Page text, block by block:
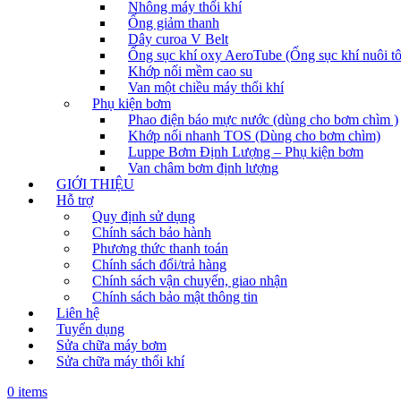
Nhông máy thổi khí
Ống giảm thanh
Dây curoa V Belt
Ống sục khí oxy AeroTube (Ống sục khí nuôi
Khớp nối mềm cao su
Van một chiều máy thổi khí
Phụ kiện bơm
Phao điện báo mực nước (dùng cho bơm chìm )
Khớp nối nhanh TOS (Dùng cho bơm chìm)
Luppe Bơm Định Lượng – Phụ kiện bơm
Van châm bơm định lượng
GIỚI THIỆU
Hỗ trợ
Quy định sử dụng
Chính sách bảo hành
Phương thức thanh toán
Chính sách đổi/trả hàng
Chính sách vận chuyển, giao nhận
Chính sách bảo mật thông tin
Liên hệ
Tuyển dụng
Sửa chữa máy bơm
Sửa chữa máy thổi khí
0 items